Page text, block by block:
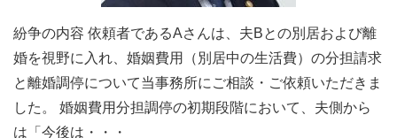
紛争の内容 依頼者であるAさんは、夫Bとの別居および離
婚を視野に入れ、婚姻費用（別居中の生活費）の分担請求
と離婚調停について当事務所にご相談・ご依頼いただきま
した。 婚姻費用分担調停の初期段階において、夫側から
は「今後は・・・